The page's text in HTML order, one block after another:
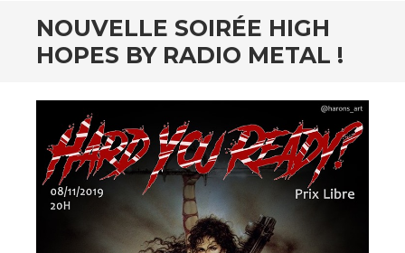
NOUVELLE SOIRÉE HIGH
HOPES BY RADIO METAL !